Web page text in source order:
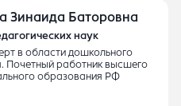
Зинаида Баторовна
наук
в области дошкольного
Почетный работник высшего
образования РФ